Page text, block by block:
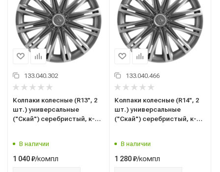
133.040.302
Колпаки колесные (R13", 2
шт.) универсальные
("Скай") серебристый, к-т 2
11)В наличии
1 040₽/компл
133.040.466
Колпаки колесные (R14", 2
шт.) универсальные
("Скай") серебристый, к-т 2
11)В наличии
1 280₽/компл